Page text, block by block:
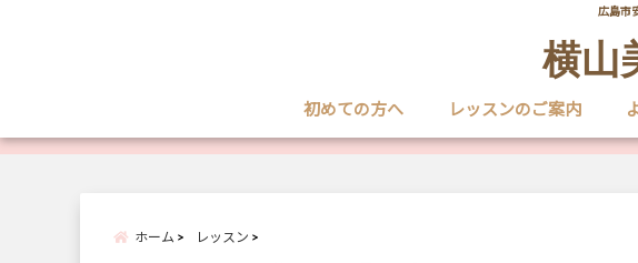
広島市
横山
初めての方へ レッスンのご案内
ホーム レッスン